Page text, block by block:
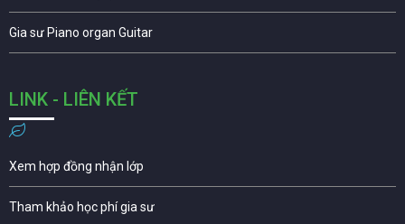
Gia sư Piano organ Guitar
LINK - LIÊN KẾT
Xem hợp đồng nhận lớp
Tham khảo học phí gia sư